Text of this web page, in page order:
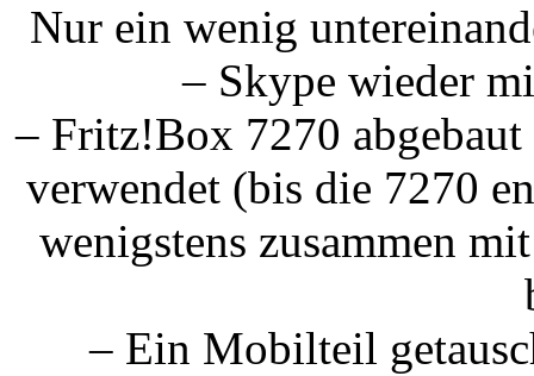
Nur ein wenig
– Skype wieder
– Fritz!Box 7270
verwendet (bis die 7270
wenigstens zusammen
– Ein Mobilteil